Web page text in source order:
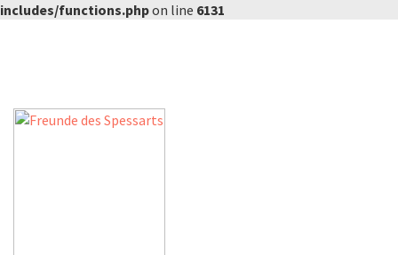
includes/functions.phpon line 6131